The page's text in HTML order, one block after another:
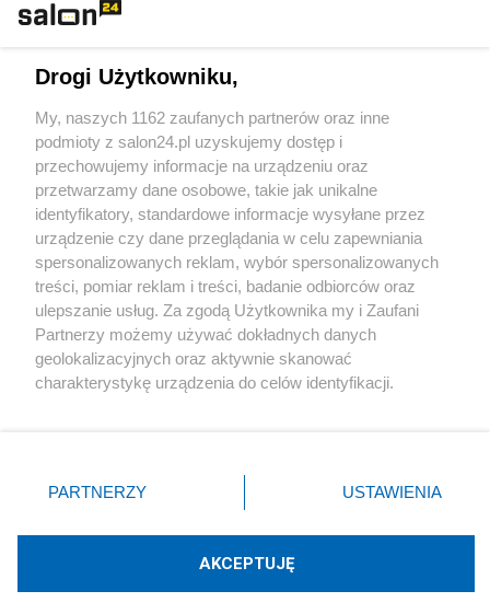
Sport
Społeczeństwo
Kultura
X Facebook Instagram Youtube
Technologię dostarcza:W3media.pl
Drogi Użytkowniku,
My, naszych 1162 zaufanych partnerów oraz inne
podmioty z salon24.pl uzyskujemy dostęp i
przechowujemy informacje na urządzeniu oraz
przetwarzamy dane osobowe, takie jak unikalne
identyfikatory, standardowe informacje wysyłane przez
urządzenie czy dane przeglądania w celu zapewniania
spersonalizowanych reklam, wybór spersonalizowanych
treści, pomiar reklam i treści, badanie odbiorców oraz
ulepszanie usług. Za zgodą Użytkownika my i Zaufani
Partnerzy możemy używać dokładnych danych
geolokalizacyjnych oraz aktywnie skanować
charakterystykę urządzenia do celów identyfikacji.
zmienić/wycofać klikając przycisk ustawień prywatności
znajdujący się w lewym dolnym rogu strony
rodzaje przetwarzania danych nie wymagają zgody
użytkownika, ale masz prawo sprzeciwić się takiemu
PARTNERZY USTAWIENIA
AKCEPTUJĘ